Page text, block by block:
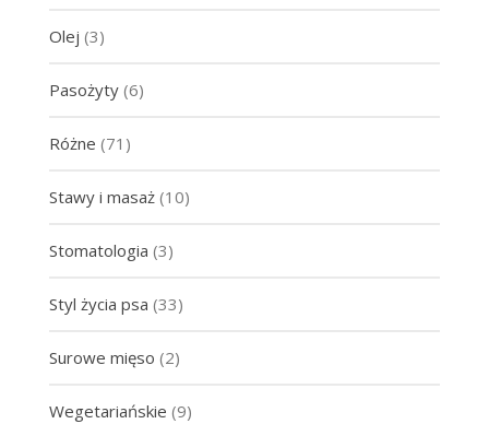
Olej (3)
Pasożyty(6)
Różne (71)
Stawy i masaż(10)
Stomatologia (3)
Styl życia psa (33)
Surowe mięso (2)
Wegetariańskie (9)